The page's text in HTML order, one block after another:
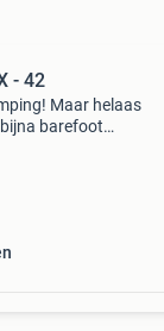
- 42
Maar helaas
barefoot